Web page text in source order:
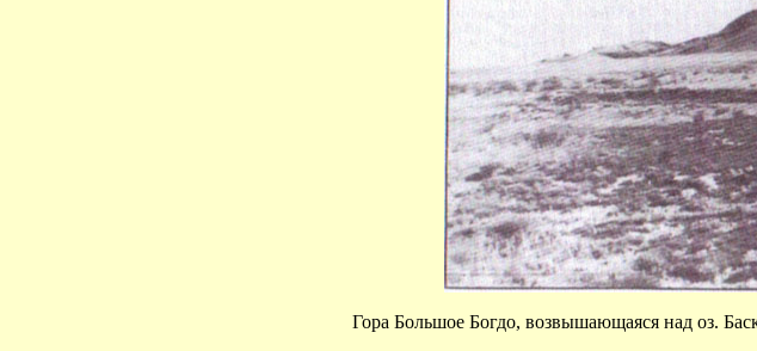
Гора Большое Богдо, возвышающаяся над оз.